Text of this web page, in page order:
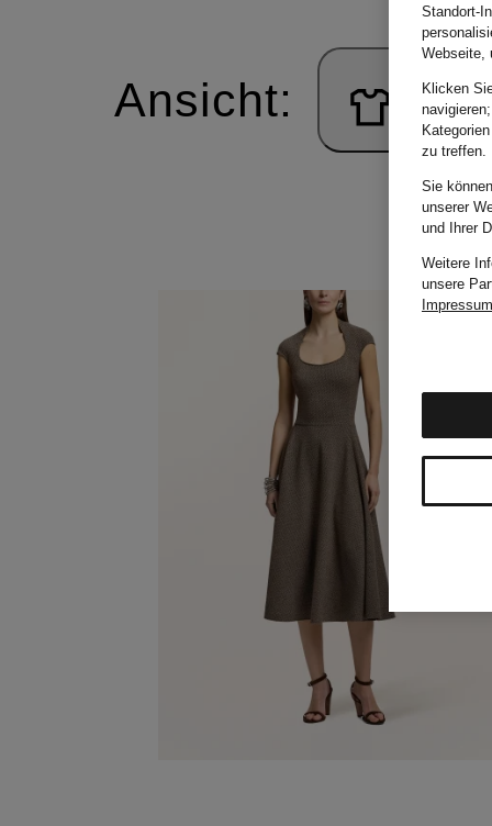
Ansicht:
Standort-
Webseite,
Klicken
zu treffen.
Sie
unserer
und Ihrer
Weitere
unsere
Impressum